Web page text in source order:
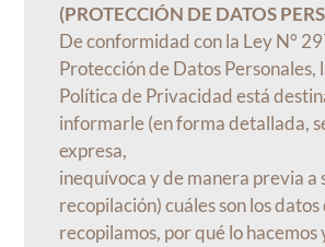
(PROTECCIÓN DE DATOS
De conformidad con la Ley N°
Protección de Datos Personales,
Política de Privacidad está
informarle (en forma detallada,
expresa,
inequívoca y de manera previa a
recopilación) cuáles son los datos
recopilamos, por qué lo hacemos